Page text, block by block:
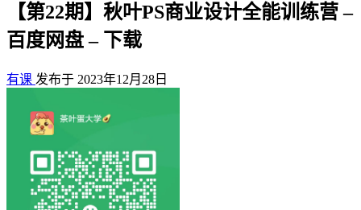
【第22期】秋叶PS商业设计全能训练营 –
百度网盘 – 下载
有课 发布于 2023年12月28日